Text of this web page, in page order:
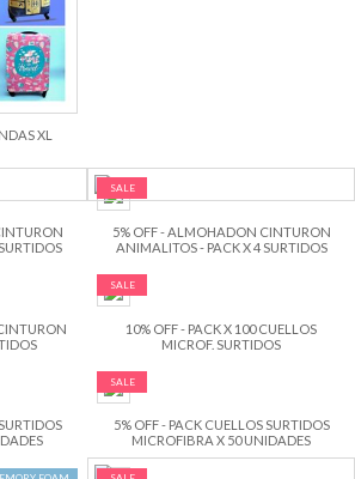
XL
SALE
5% OFF - ALMOHADON CINTURON
ANIMALITOS - PACK X 4 SURTIDOS
SALE
10% OFF - PACK X 100 CUELLOS
MICROF. SURTIDOS
SALE
5% OFF - PACK CUELLOS SURTIDOS
MICROFIBRA X 50 UNIDADES